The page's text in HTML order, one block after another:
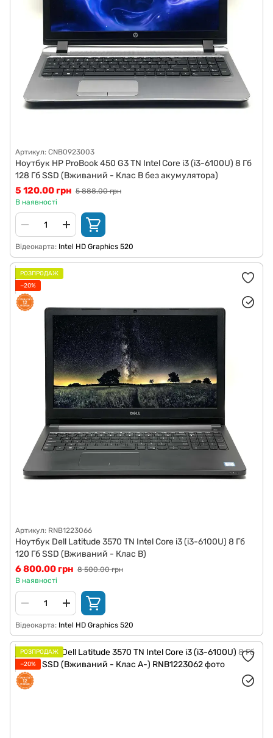
Артикул: CNB0923003
Ноутбук HP ProBook 450 G3 TN Intel Core i3 (i3-6100U) 8 Гб
128 Гб SSD (Вживаний - Клас B без акумулятора)
5 120.00 грн 5 888.00 грн
В наявності
Відеокарта Intel HD Graphics 520
РОЗПРОДАЖ
−20%
Артикул: RNB1223066
Ноутбук Dell Latitude 3570 TN Intel Core i3 (i3-6100U) 8 Гб
120 Гб SSD (Вживаний - Клас B)
6 800.00 грн 8 500.00 грн
В наявності
Відеокарта Intel HD Graphics 520
РОЗПРОДАЖ
−20%